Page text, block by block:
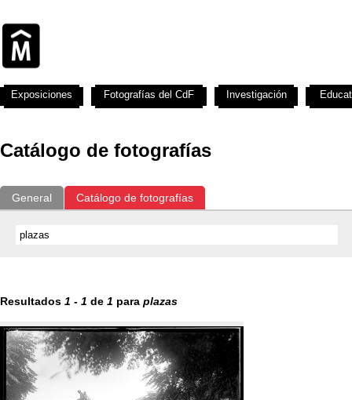
Catálogo de fotografías
General Catálogo de fotografías
Resultados 1 - 1 de 1 para plazas
Exposiciones Fotografías del CdF Investigación